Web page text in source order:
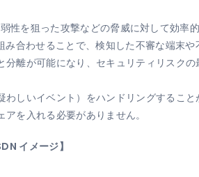
を狙った攻撃などの脅威に対して効率
合わせることで、検知した不審な端末
離が可能になり、セキュリティリスク
しいイベント）をハンドリングするこ
を入れる必要がありません。
イメージ】